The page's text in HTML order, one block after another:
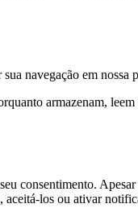
navegação em
armazenam,
consentimento.
los ou ativar